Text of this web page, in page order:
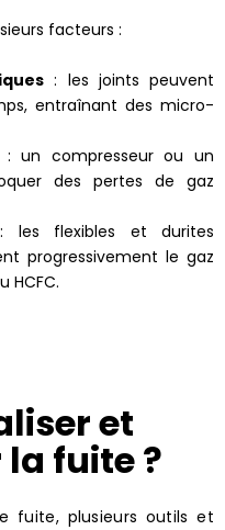
facteurs :
: les joints peuvent
entraînant des micro-
: un compresseur ou un
des pertes de gaz
: les flexibles et durites
progressivement le gaz
HCFC.
et
fuite ?
fuite, plusieurs outils et